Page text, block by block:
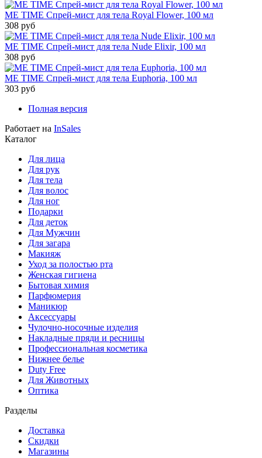
ME TIME Спрей-мист для тела Royal Flower, 100 мл
308 руб
ME TIME Спрей-мист для тела Nude Elixir, 100 мл
308 руб
ME TIME Спрей-мист для тела Euphoria, 100 мл
303 руб
Полная версия
Работает на InSales
Каталог
Для лица
Для рук
Для тела
Для волос
Для ног
Подарки
Для деток
Для Мужчин
Для загара
Макияж
Уход за полостью рта
Женская гигиена
Бытовая химия
Парфюмерия
Маникюр
Аксессуары
Чулочно-носочные изделия
Накладные пряди и ресницы
Профессиональная косметика
Нижнее белье
Duty Free
Для Животных
Оптика
Разделы
Доставка
Скидки
Магазины